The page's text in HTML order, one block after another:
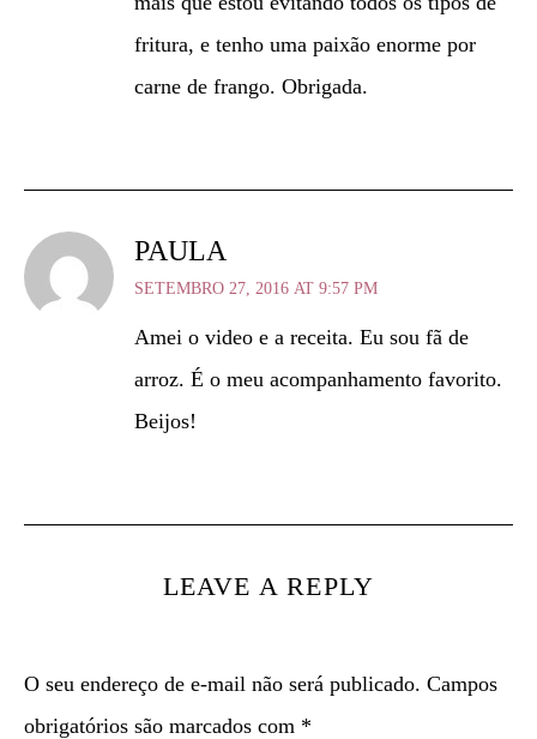
fritura, e tenho uma paixão enorme por
carne de frango. Obrigada.
PAULA
SETEMBRO 27, 2016 AT 9:57 PM
Amei o video e a receita. Eu sou fã de
arroz. É o meu acompanhamento favorito.
Beijos!
LEAVE A REPLY
O seu endereço de e-mail não será publicado. Campos
obrigatórios são marcados com *